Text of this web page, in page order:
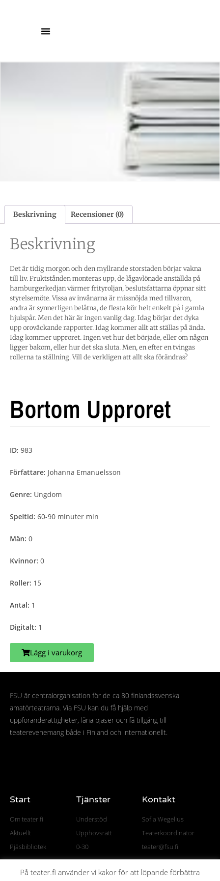
Beskrivning Recensioner (0)
Beskrivning
Det är tidig morgon och den myllrande storstaden börjar vakna
till liv. Fruktstånden monteras upp, de lågavlönade anställda på
hamburgerkedjan värmer frityroljan, beslutsfattarna öppnar sitt
styrelsemöte. Vissa av invånarna är missnöjda med tillvaron,
andra är synnerligen belåtna, de flesta kör helt enkelt på i gamla
hjulspår. Men det här är ingen vanlig dag. Idag börjar det dyka
upp oroväckande rapporter. Idag kommer allt att ställas på ända.
Idag kommer upproret. Ingen vet hur det började, eller om någon
ligger bakom, eller hur det ska sluta. Men, en efter en tvingas
rollerna ta ställning. Vill de verkligen att allt ska förändras?
Bortom Upproret
ID: 983
Författare: Johanna Emanuelsson
Genre: Ungdom
Speltid: 60-90 minuter min
Män: 0
Kvinnor: 0
Roller: 15
Antal: 1
Digitalt: 1
Lägg i varukorg
FSU är centralorganisation för de ca 80 finlandssvenska
amatörteatrarna. Via FSU kan du få hjälp med
uppföranderättigheter, låna pjäser och få tillgång till
teaterevenemang både i Finland och internationellt.
Start
Om teater.fi
Aktuellt
Pjäsbibliotek
Tjänster
Understöd
Upphovsrätt
0-30
Kontakt
Sofia Wegelius
Teaterkoordinator
teater@fsu.fi
På teater.fi använder vi kakor för att löpande förbättra